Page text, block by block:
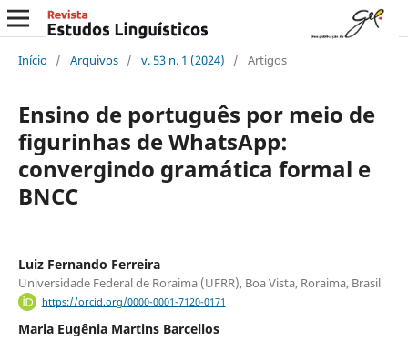
Início / Arquivos / v. 53 n. 1 (2024) / Artigos
Ensino de português por meio de
figurinhas de WhatsApp:
convergindo gramática formal e
BNCC
Luiz Fernando Ferreira
Universidade Federal de Roraima (UFRR), Boa Vista, Roraima, Brasil
https://orcid.org/0000-0001-7120-0171
Maria Eugênia Martins Barcellos